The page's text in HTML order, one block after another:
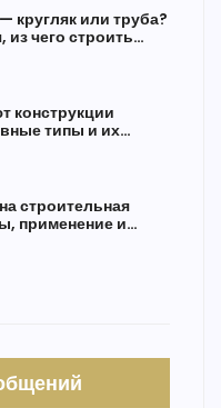
кругляк или труба?
из чего строить
конструкции
типы и их
строительная
применение и